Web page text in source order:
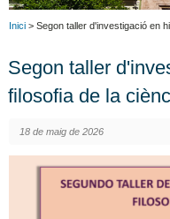
Inici > Segon taller d'investigació en
Segon taller
filosofia de la
18 de maig de 2026